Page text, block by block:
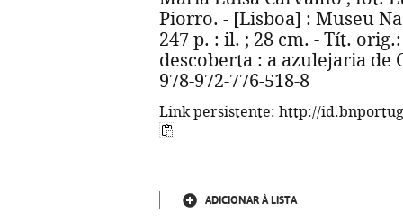
Piorro. - [Lisboa] : Museu
247 p. : il. ; 28 cm. - Tít.
descoberta : a azulejaria de
978-972-776-518-8
Link persistente: http://
ADICIONAR À LISTA